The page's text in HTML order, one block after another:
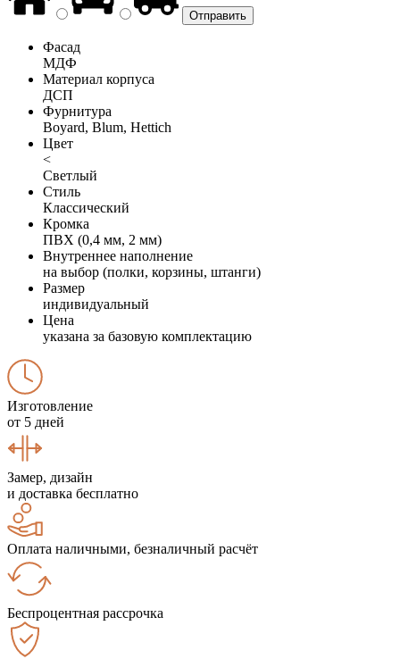
Фасад
МДФ
Материал корпуса
ДСП
Фурнитура
Boyard, Blum, Hettich
Цвет
<
Светлый
Стиль
Классический
Кромка
ПВХ (0,4 мм, 2 мм)
Внутреннее наполнение
на выбор (полки, корзины, штанги)
Размер
индивидуальный
Цена
указана за базовую комплектацию
Изготовление
от 5 дней
Замер, дизайн
и доставка бесплатно
Оплата наличными, безналичный расчёт
Беспроцентная рассрочка